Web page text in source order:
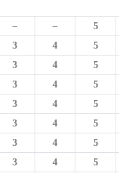
– –
5
3 4
5
3 4
5
3 4
5
3 4
5
3 4
5
3 4
5
3 4
5